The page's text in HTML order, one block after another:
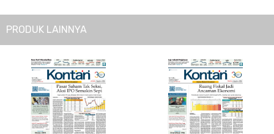
PRODUK LAINNYA